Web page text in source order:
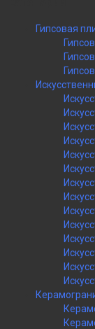
Гипсовая